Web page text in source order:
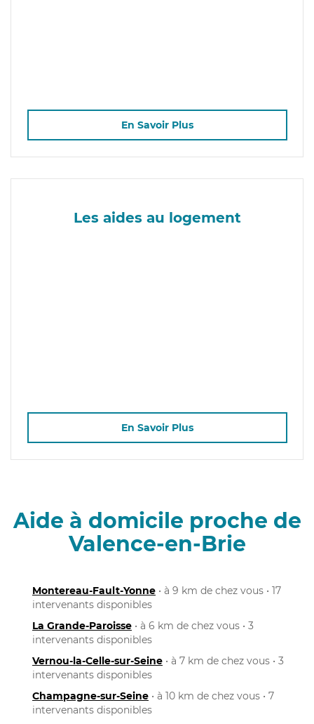
En Savoir Plus
Les aides au logement
En Savoir Plus
Aide à domicile proche de
Valence-en-Brie
Montereau-Fault-Yonne • à 9 km de chez vous • 17
intervenants disponibles
La Grande-Paroisse • à 6 km de chez vous • 3
intervenants disponibles
Vernou-la-Celle-sur-Seine • à 7 km de chez vous • 3
intervenants disponibles
Champagne-sur-Seine • à 10 km de chez vous • 7
intervenants disponibles